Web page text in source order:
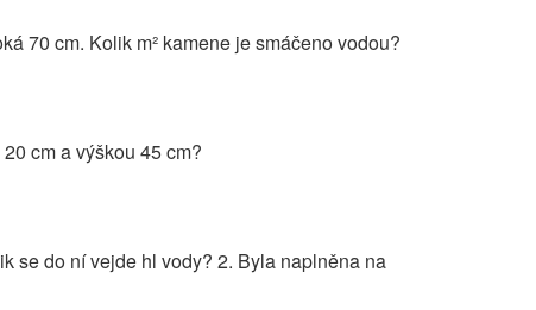
70 cm. Kolik m² kamene je smáčeno vodou?
cm a výškou 45 cm?
se do ní vejde hl vody? 2. Byla naplněna na